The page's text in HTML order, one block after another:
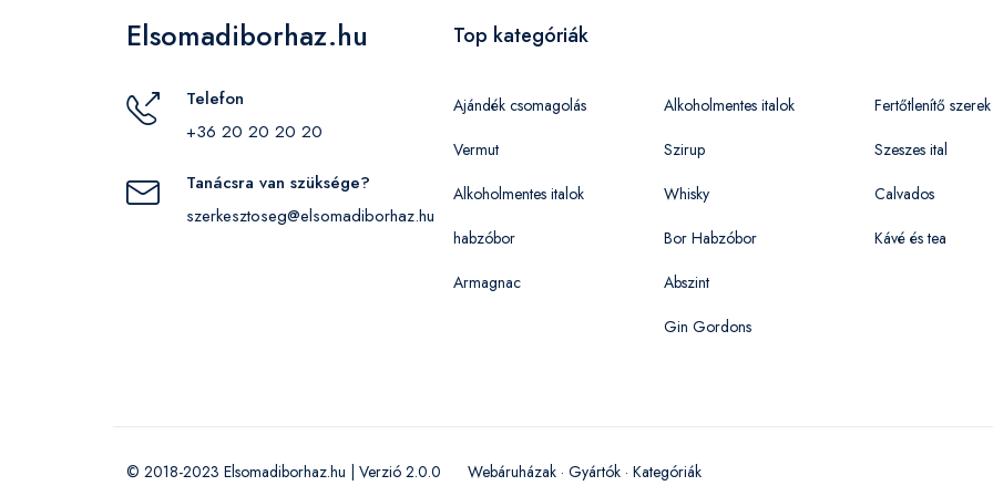
Elsomadiborhaz.hu
Telefon
+36 20 20 20 20
Tanácsra van szüksége?
szerkesztoseg@elsomadiborhaz.hu
Top kategóriák
Ajándék csomagolás
Vermut
Alkoholmentes italok
habzóbor
Armagnac
Alkoholmentes italok
Szirup
Whisky
Bor Habzóbor
Abszint
Gin Gordons
Fertőtlenítő szerek
Szeszes ital
Calvados
Kávé és tea
© 2018-2023 Elsomadiborhaz.hu | Verzió 2.0.0 Webáruházak · Gyártók · Kategóriák